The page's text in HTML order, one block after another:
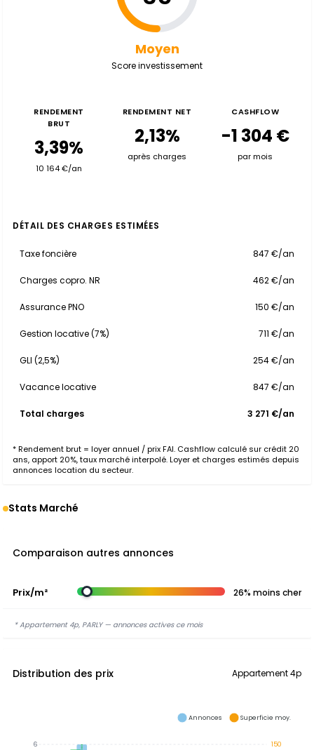
Moyen
Score investissement
RENDEMENT
BRUT
3,39%
10 164 €/an
RENDEMENT NET
2,13%
après charges
CASHFLOW
-1 304 €
par mois
DÉTAIL DES CHARGES ESTIMÉES
Taxe foncière 847 €/an
Charges copro. NR 462 €/an
Assurance PNO 150 €/an
Gestion locative (7%) 711 €/an
GLI (2,5%) 254 €/an
Vacance locative 847 €/an
Total charges 3 271 €/an
* Rendement brut = loyer annuel / prix FAI. Cashflow calculé sur crédit 20
ans, apport 20%, taux marché interpolé. Loyer et charges estimés depuis
annonces location du secteur.
Stats Marché
Comparaison autres annonces
Prix/m² 26% moins cher
* Appartement 4p, PARLY — annonces actives ce mois
Distribution des prix Appartement 4p
150
6
Annonces Superficie moy.